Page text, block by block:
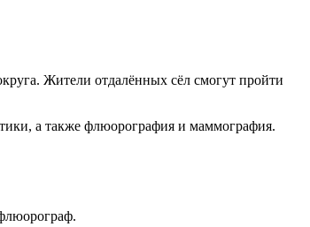
Жители отдалённых сёл смогут пройти
а также флюорография и маммография.